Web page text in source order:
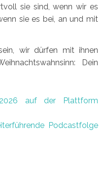
sie sind, wenn wir es
sie es bei, an und mit
wir dürfen mit ihnen
Dein
auf der Plattform
Podcastfolge